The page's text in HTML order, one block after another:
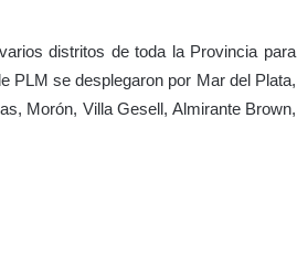
distritos de toda la Provincia para
PLM se desplegaron por Mar del Plata,
Morón, Villa Gesell, Almirante Brown,